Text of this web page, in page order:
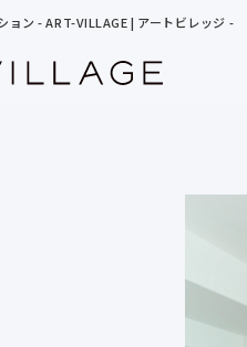
ョン - ART-VILLAGE | アートビレッジ -